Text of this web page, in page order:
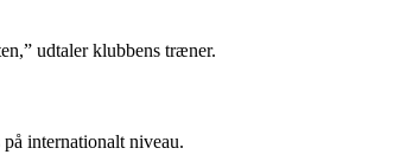
udtaler klubbens træner.
internationalt niveau.